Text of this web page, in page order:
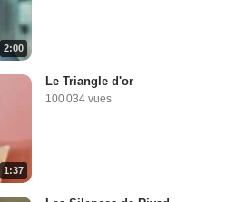
2:00
1:37
Le Triangle d'or
100 034 vues